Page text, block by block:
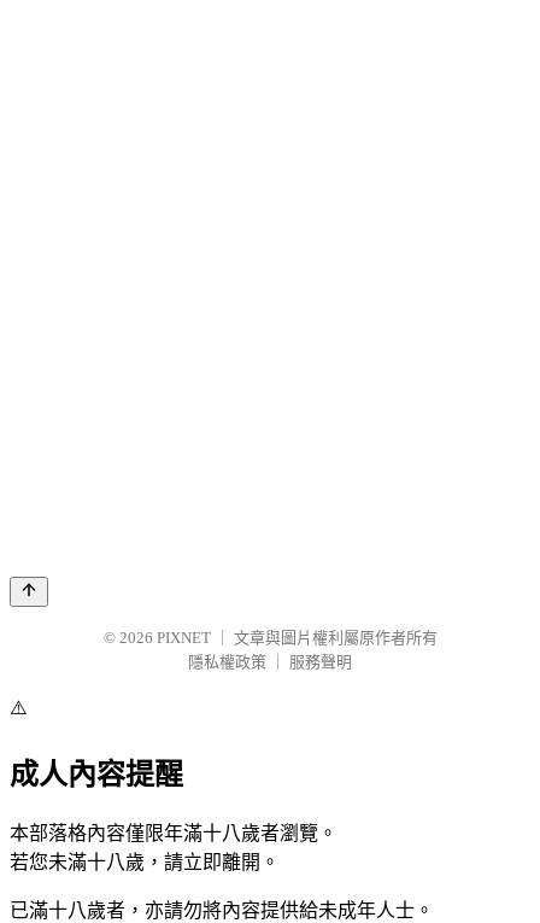
© 2026 PIXNET
文章與圖片權利屬原作者所有
隱私權政策
服務聲明
⚠️
成人內容提醒
本部落格內容僅限年滿十八歲者瀏覽。
若您未滿十八歲，請立即離開。
已滿十八歲者，亦請勿將內容提供給未成年人士。